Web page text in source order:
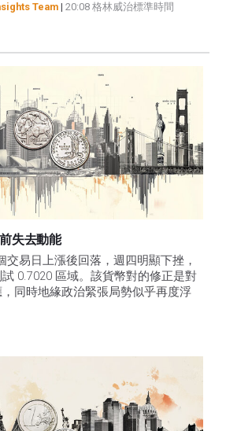
Team | 20:08 格林威治標準時間
失去動能
易日上漲後回落，週四明顯下挫，
0.7020 區域。該貨幣對的修正是對
同時地緣政治緊張局勢似乎再度浮